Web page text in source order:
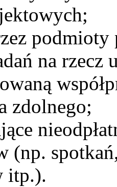
na rzecz
zdolnego;
(np.
itp.).